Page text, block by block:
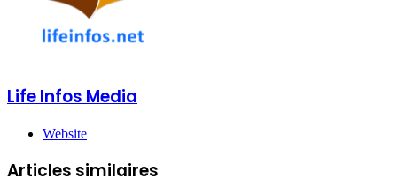
Life Infos Media
Website
Articles similaires